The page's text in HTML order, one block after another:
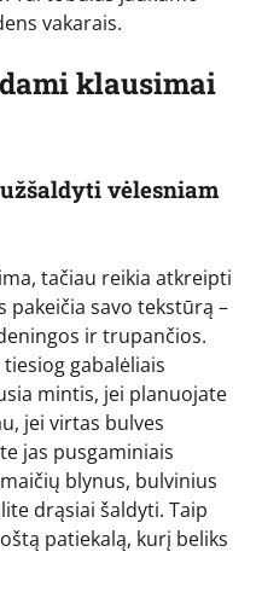
vakarais.
klausimai
vėlesniam
tačiau reikia atkreipti
pakeičia savo tekstūrą –
ir trupančios.
gabalėliais
mintis, jei planuojate
jei virtas bulves
jas pusgaminiais
blynus, bulvinius
drąsiai šaldyti. Taip
patiekalą, kurį beliks